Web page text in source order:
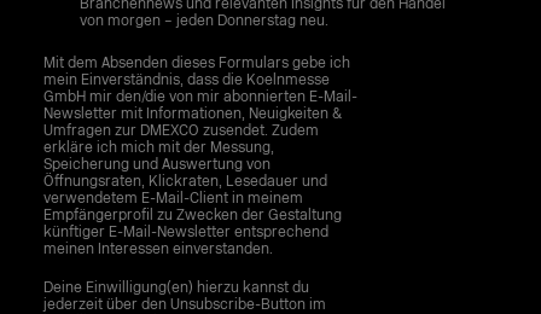
Branchennews und relevanten Insights für den Handel
von morgen – jeden Donnerstag neu.
Mit dem Absenden dieses Formulars gebe ich
mein Einverständnis, dass die Koelnmesse
GmbH mir den/die von mir abonnierten E-Mail-
Newsletter mit Informationen, Neuigkeiten &
Umfragen zur DMEXCO zusendet. Zudem
erkläre ich mich mit der Messung,
Speicherung und Auswertung von
Öffnungsraten, Klickraten, Lesedauer und
verwendetem E-Mail-Client in meinem
Empfängerprofil zu Zwecken der Gestaltung
künftiger E-Mail-Newsletter entsprechend
meinen Interessen einverstanden.
Deine Einwilligung(en) hierzu kannst du
jederzeit über den Unsubscribe-Button im